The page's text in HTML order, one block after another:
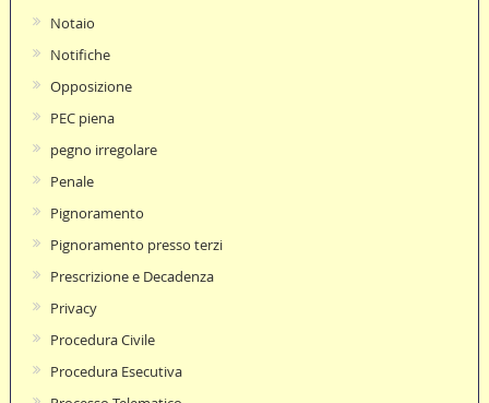
Notaio
Notifiche
Opposizione
PEC piena
pegno irregolare
Penale
Pignoramento
Pignoramento presso terzi
Prescrizione e Decadenza
Privacy
Procedura Civile
Procedura Esecutiva